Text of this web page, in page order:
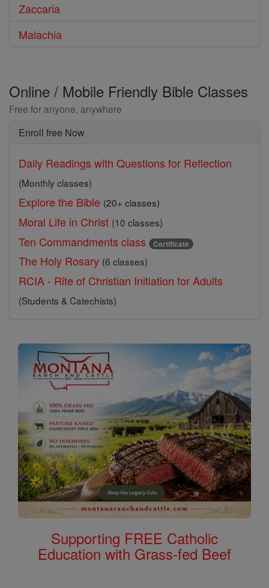
Zaccaria
Malachia
Online / Mobile Friendly Bible Classes
Free for anyone, anywhere
Enroll free Now
Daily Readings with Questions for Reflection
(Monthly classes)
Explore the Bible (20+ classes)
Moral Life in Christ (10 classes)
Ten Commandments class Certificate
The Holy Rosary (6 classes)
RCIA - Rite of Christian Initiation for Adults
(Students & Catechists)
Supporting FREE Catholic
Education with Grass-fed Beef